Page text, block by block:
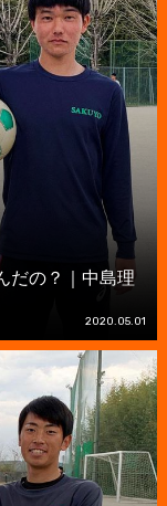
だの？｜中島理
2020.05.01